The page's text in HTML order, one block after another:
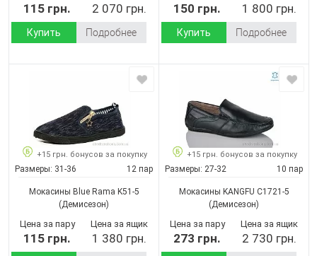
115 грн. 2 070 грн.
Купить Подробнее
150 грн. 1 800 грн.
Купить Подробнее
+15 грн. бонусов за покупку
Размеры: 31-36 12 пар
Мокасины Blue Rama K51-5
(Демисезон)
Цена за пару
115 грн.
Цена за ящик
1 380 грн.
+15 грн. бонусов за покупку
Размеры: 27-32 10 пар
Мокасины KANGFU C1721-5
(Демисезон)
Цена за пару
273 грн.
Цена за ящик
2 730 грн.